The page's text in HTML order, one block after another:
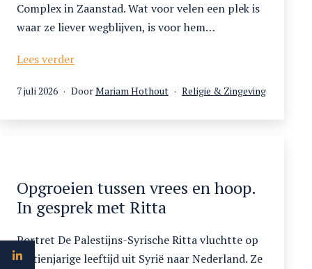
Complex in Zaanstad. Wat voor velen een plek is
waar ze liever wegblijven, is voor hem…
Lees verderGeestelijke
achter
Gepubliceerd
7 juli 2026 DoorMariam Hothout
Gecategoriseerd
Religie & Zingeving
Opgroeien tussen vrees en hoop.
In gesprek met Ritta
Portret De Palestijns-Syrische Ritta vluchtte op
zestienjarige leeftijd uit Syrië naar Nederland. Ze